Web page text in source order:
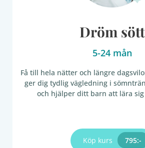
Dröm sött
5-24 mån​​
Få till hela nätter och längre
ger dig tydlig vägledning i
och hjälper ditt barn att lära sig
Köp kurs ​795:-